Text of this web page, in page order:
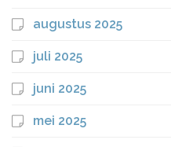
augustus 2025
juli 2025
juni 2025
mei 2025